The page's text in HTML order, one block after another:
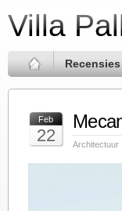
Villa
Recensies
Feb
22 Architectuur